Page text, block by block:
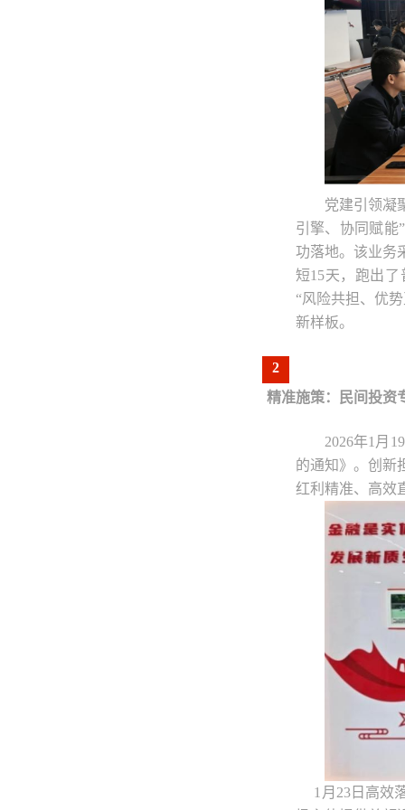
党建引领凝
引擎、协同赋能
功落地。该业务
短15天，跑出
“风险共担、优
新样板。
2
精准施策：民间投资
2026年1月
的通知》。创新
红利精准、高效
1月23日高效